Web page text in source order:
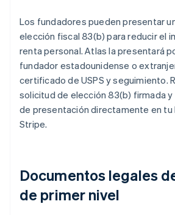
Los fundadores pueden presentar
elección fiscal 83(b) para reducir el
renta personal. Atlas la presentará
fundador estadounidense o
certificado de USPS y seguimiento.
solicitud de elección 83(b) firmada
de presentación directamente en tu
Stripe.
Documentos legales
de primer nivel